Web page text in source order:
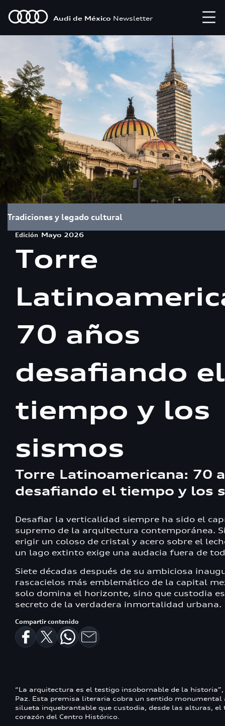
Audi de México Newsletter
Tradiciones y legado cultural
Edición Mayo 2026
Torre
70 años
desafiando el
tiempo y los
sismos
Torre Latinoamericana: 70
desafiando el tiempo y los
Desafiar la verticalidad siempre ha sido el
supremo de la arquitectura contemporánea.
erigir un coloso de cristal y acero sobre el
un lago extinto exige una audacia fuera de
Siete décadas después de su ambiciosa
rascacielos más emblemático de la capital
solo domina el horizonte, sino que custodia
secreto de la verdadera inmortalidad urbana.
Compartir contenido
“La arquitectura es el testigo insobornable de la
Paz. Esta premisa literaria cobra un sentido monumental
silueta inquebrantable que custodia, desde las alturas, el
corazón del Centro Histórico.